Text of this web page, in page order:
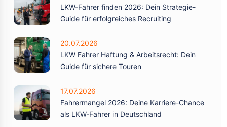
LKW-Fahrer finden 2026: Dein Strategie-
Guide für erfolgreiches Recruiting
20.07.2026
LKW Fahrer Haftung & Arbeitsrecht: Dein
Guide für sichere Touren
17.07.2026
Fahrermangel 2026: Deine Karriere-Chance
als LKW-Fahrer in Deutschland